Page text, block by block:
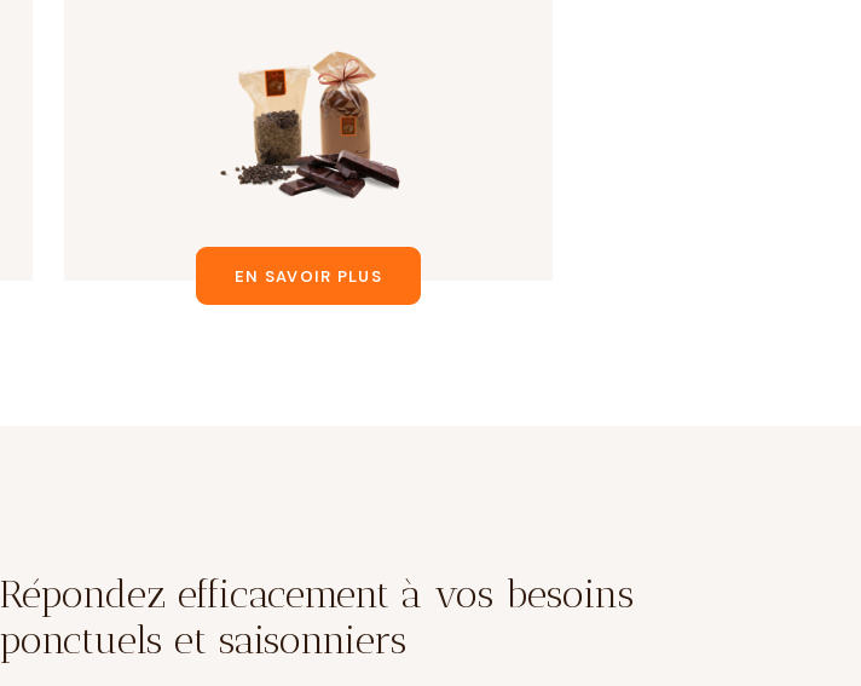
EN SAVOIR PLUS
Répondez efficacement à vos besoins
ponctuels et saisonniers